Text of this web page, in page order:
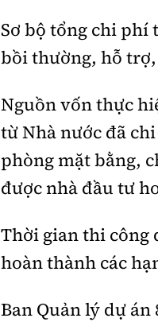
Sơ bộ tổng chi phí
bồi thường, hỗ
Nguồn vốn thực
từ Nhà nước đã
phòng mặt bằng,
được nhà đầu tư
Thời gian thi công
hoàn thành các
Ban Quản lý dự